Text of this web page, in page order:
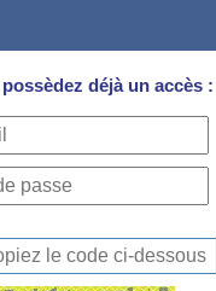
déjà un accès :